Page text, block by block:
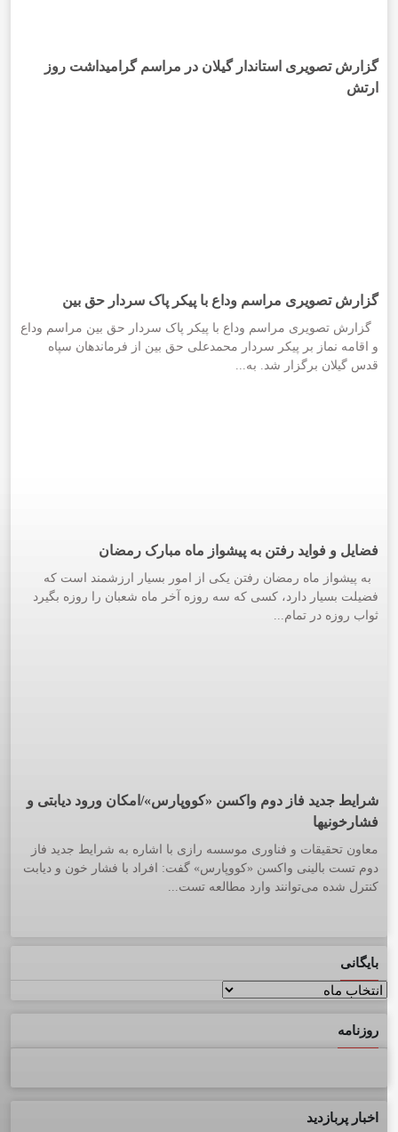
گزارش تصویری استاندار گیلان در مراسم گرامیداشت روز
ارتش
گزارش تصویری مراسم وداع با پیکر پاک سردار حق بین
گزارش تصویری مراسم وداع با پیکر پاک سردار حق بین مراسم وداع
و اقامه نماز بر پیکر سردار محمدعلی حق بین از فرماندهان سپاه
قدس گیلان برگزار شد. به...
فضایل و فواید رفتن به پیشواز ماه مبارک رمضان
به پیشواز ماه رمضان رفتن یکی از امور بسیار ارزشمند است که
فضیلت بسیار دارد، کسی که سه روزه آخر ماه شعبان را روزه بگیرد
ثواب روزه در تمام...
شرایط جدید فاز دوم واکسن «کووپارس»/امکان ورود دیابتی و
فشارخونیها
معاون تحقیقات و فناوری موسسه رازی با اشاره به شرایط جدید فاز
دوم تست بالینی واکسن «کووپارس» گفت: افراد با فشار خون و دیابت
کنترل شده می‌توانند وارد مطالعه تست...
بایگانی
بایگانی
روزنامه
اخبار پربازدید